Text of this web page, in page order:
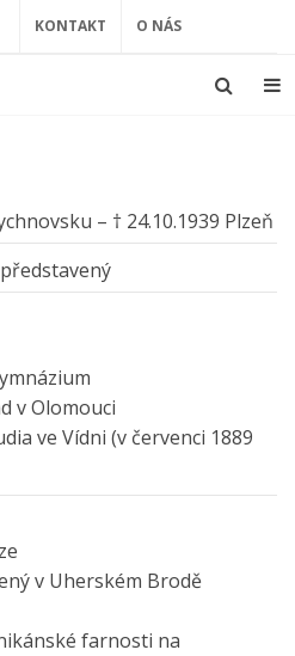
KONTAKT O NÁS
– † 24.10.1939 Plzeň
v Olomouci
ve Vídni (v červenci 1889
v Uherském Brodě
farnosti na